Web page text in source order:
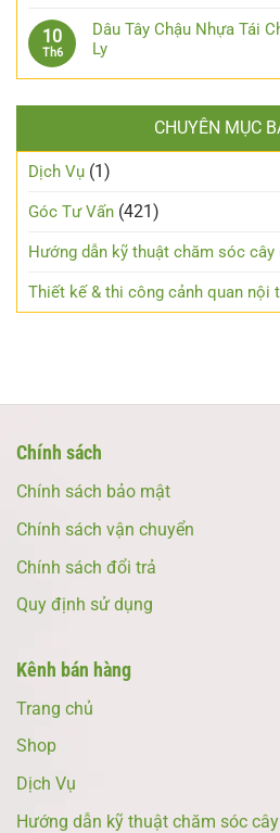
10
Th6
Dâu Tây Chậu Nhựa Tái
Ly
CHUYÊN MỤC
Dịch Vụ (1)
Góc Tư Vấn (421)
Hướng dẫn kỹ thuật chăm sóc cây
Thiết kế & thi công cảnh quan nội
Chính sách
Chính sách bảo mật
Chính sách vận chuyển
Chính sách đổi trả
Quy định sử dụng
Kênh bán hàng
Trang chủ
Shop
Dịch Vụ
Hướng dẫn kỹ thuật chăm sóc cây